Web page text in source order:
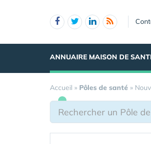
ANNUAIRE MAISON DE
Accueil » Pôles de santé »